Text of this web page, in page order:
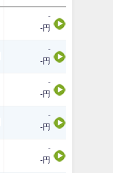
-
-円
-
-円
-
-円
-
-円
-
-円